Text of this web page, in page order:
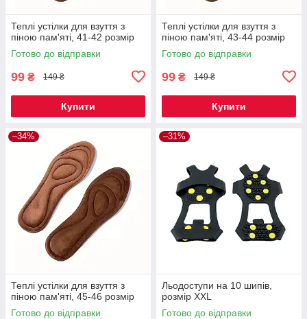
Теплі устілки для взуття з
піною пам'яті, 41-42 розмір
Готово до відправки
99 ₴ 149 ₴
Купити
Теплі устілки для взуття з
піною пам'яті, 43-44 розмір
Готово до відправки
99 ₴ 149 ₴
Купити
–34%
Теплі устілки для взуття з
піною пам'яті, 45-46 розмір
Готово до відправки
–31%
Льодоступи на 10 шипів,
розмір ХXL
Готово до відправки